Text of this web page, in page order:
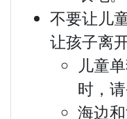
不要让儿
让孩子离
儿童
时，
海边